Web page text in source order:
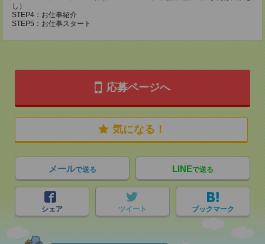
し）
STEP4：お仕事紹介
STEP5：お仕事スタート
応募ページへ
気になる！
メールで送る LINEで送る
シェア ツイート ブックマーク